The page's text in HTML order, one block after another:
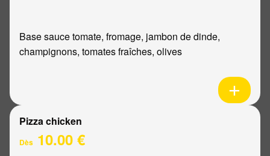
Base sauce tomate, fromage, jambon de dinde,
champignons, tomates fraîches, olives
Pizza chicken
Dès 10.00 €